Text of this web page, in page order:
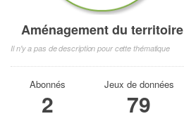
Aménagement du territoire
Il n'y a pas de description pour cette thématique
Abonnés
2
Jeux de données
79